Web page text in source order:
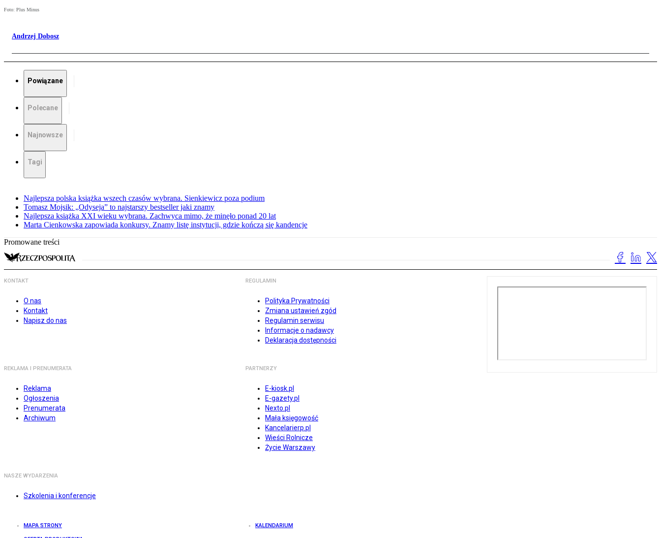
Foto: Plus Minus
Andrzej Dobosz
Powiązane
Polecane
Najnowsze
Tagi
Najlepsza polska książka wszech czasów wybrana. Sienkiewicz poza podium
Tomasz Mojsik: „Odyseja” to najstarszy bestseller jaki znamy
Najlepsza książka XXI wieku wybrana. Zachwyca mimo, że minęło ponad 20 lat
Marta Cienkowska zapowiada konkursy. Znamy listę instytucji, gdzie kończą się kandencje
Promowane treści
KONTAKT
O nas
Kontakt
Napisz do nas
REGULAMIN
Polityka Prywatności
Zmiana ustawień zgód
Regulamin serwisu
Informacje o nadawcy
Deklaracja dostępności
REKLAMA I PRENUMERATA
Reklama
Ogłoszenia
Prenumerata
Archiwum
PARTNERZY
E-kiosk.pl
E-gazety.pl
Nexto.pl
Mała księgowość
Kancelarierp.pl
Wieści Rolnicze
Życie Warszawy
NASZE WYDARZENIA
Szkolenia i konferencje
MAPA STRONY KALENDARIUM